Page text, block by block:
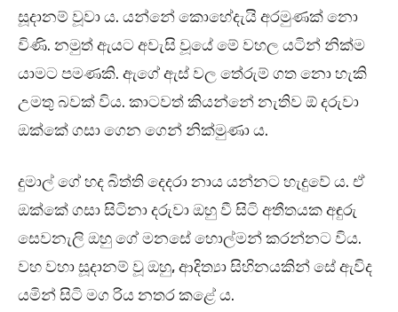
සූදානම් වූවා ය. යන්නේ කොහේදැයි අරමුණක් නො
විණි. නමුත් ඇයට අවැසි වූයේ මේ වහල යටින් නික්ම
යාමට පමණකි. ඇගේ ඇස් වල තේරුම් ගත නො හැකි
උමතු බවක් විය. කාටවත් කියන්නේ නැතිව ඕ දරුවා
ඔක්කේ ගසා ගෙන ගෙන් නික්මුණා ය.
දුමාල් ගේ හද බිත්ති දෙදරා නාය යන්නට හැදුවේ ය. ඒ
ඔක්කේ ගසා සිටිනා දරුවා ඔහු වී සිටි අතීතයක අඳුරු
සෙවනැලි ඔහු ගේ මනසේ හොල්මන් කරන්නට විය.
වහ වහා සූදානම් වූ ඔහු, ආදිත්‍යා සිහිනයකින් සේ ඇවිද
යමින් සිටි මග රිය නතර කළේ ය.